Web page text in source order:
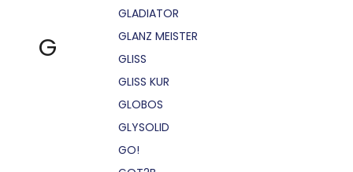
G
GLADIATOR
GLANZ MEISTER
GLISS
GLISS KUR
GLOBOS
GLYSOLID
GO!